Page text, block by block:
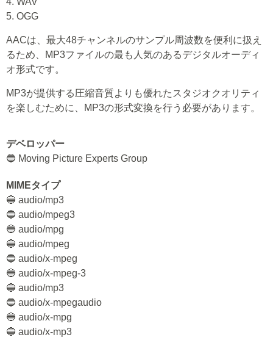
5. OGG
AACは、最大48チャンネルのサンプル周波数を便利に扱え
るため、MP3ファイルの最も人気のあるデジタルオーディ
オ形式です。
MP3が提供する圧縮音質よりも優れたスタジオクオリティ
を楽しむために、MP3の形式変換を行う必要があります。
デベロッパー
🔵 Moving Picture Experts Group
MIMEタイプ
🔵 audio/mp3
🔵 audio/mpeg3
🔵 audio/mpg
🔵 audio/mpeg
🔵 audio/x-mpeg
🔵 audio/x-mpeg-3
🔵 audio/mp3
🔵 audio/x-mpegaudio
🔵 audio/x-mpg
🔵 audio/x-mp3